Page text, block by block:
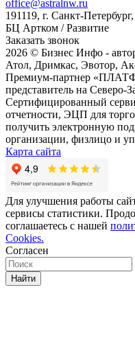
office@astralnw.ru
191119, г. Санкт-
БЦ Артком / Развитие
Заказать звонок
2026 © Бизнес Инфо -
Атол, Дримкас, Эвотор,
Премиум-партнер
представитель на Северо-
Сертифицированный
отчетности, ЭЦП для
получить электронную
организации, физлицо и
Карта сайта
Для улучшения работы
сервисы статистики.
соглашаетесь с нашей
Cookies.
Согласен
Найти